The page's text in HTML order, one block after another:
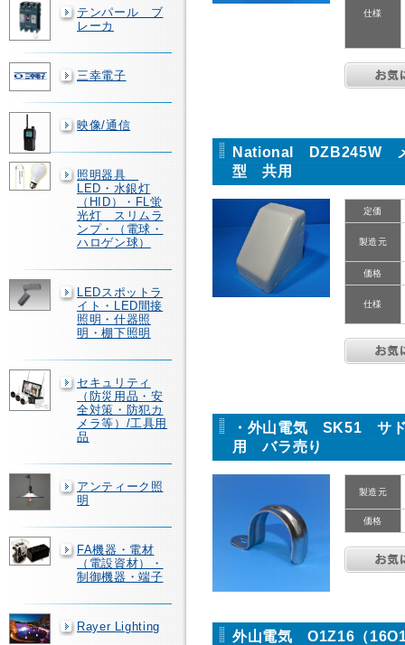
テンパール ブ
レーカ
三幸電子
映像/通信
照明器具
LED・水銀灯
（HID）・FL蛍
光灯 スリムラ
ンプ・（電球・
ハロゲン球）
LEDスポットラ
イト・LED間接
照明・什器照
明・棚下照明
セキュリティ
（防災用品・安
全対策・防犯カ
メラ等）/工具用
品
アンティーク照
明
FA機器・電材
（電設資材）・
制御機器・端子
Rayer Lighting
仕様
National DZB245W
型 共用
定価
製造元
価格
仕様
・外山電気 SK51 サ
用 バラ売り
製造元
価格
外山電気 O1Z16（